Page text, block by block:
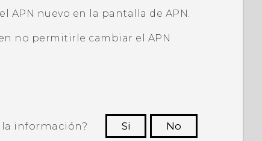
APN nuevo en la pantalla de APN.
no permitirle cambiar el APN
información? Si
No